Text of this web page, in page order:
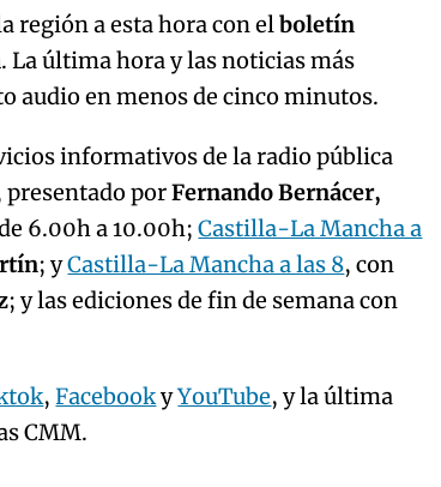
región a esta hora con elboletín
. La última hora y las noticias más
audio en menos de cinco minutos.
informativos de la radio pública
presentado porFernando Bernácer,
6.00h a 10.00h;Castilla-La Mancha a
; yCastilla-La Mancha a las 8, con
; y las ediciones de fin de semana con
,FacebookyYouTube, y la última
CMM.